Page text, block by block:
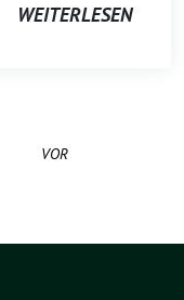
WEITERLESEN
VOR